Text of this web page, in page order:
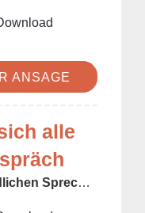
ANSAGE
alle
Sprecher/innen